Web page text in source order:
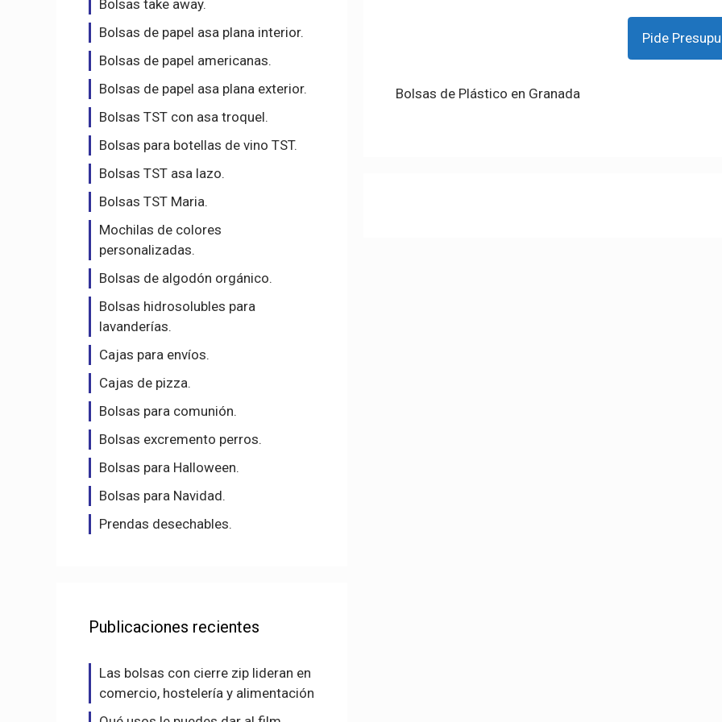
Pide
Bolsas de Plástico en Granada
Bolsas take away.
Bolsas de papel asa plana interior.
Bolsas de papel americanas.
Bolsas de papel asa plana exterior.
Bolsas TST con asa troquel.
Bolsas para botellas de vino TST.
Bolsas TST asa lazo.
Bolsas TST Maria.
Mochilas de colores
personalizadas.
Bolsas de algodón orgánico.
Bolsas hidrosolubles para
lavanderías.
Cajas para envíos.
Cajas de pizza.
Bolsas para comunión.
Bolsas excremento perros.
Bolsas para Halloween.
Bolsas para Navidad.
Prendas desechables.
Publicaciones recientes
Las bolsas con cierre zip lideran en
comercio, hostelería y alimentación